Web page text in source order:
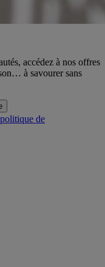
accédez à nos offres
à savourer sans
politique de